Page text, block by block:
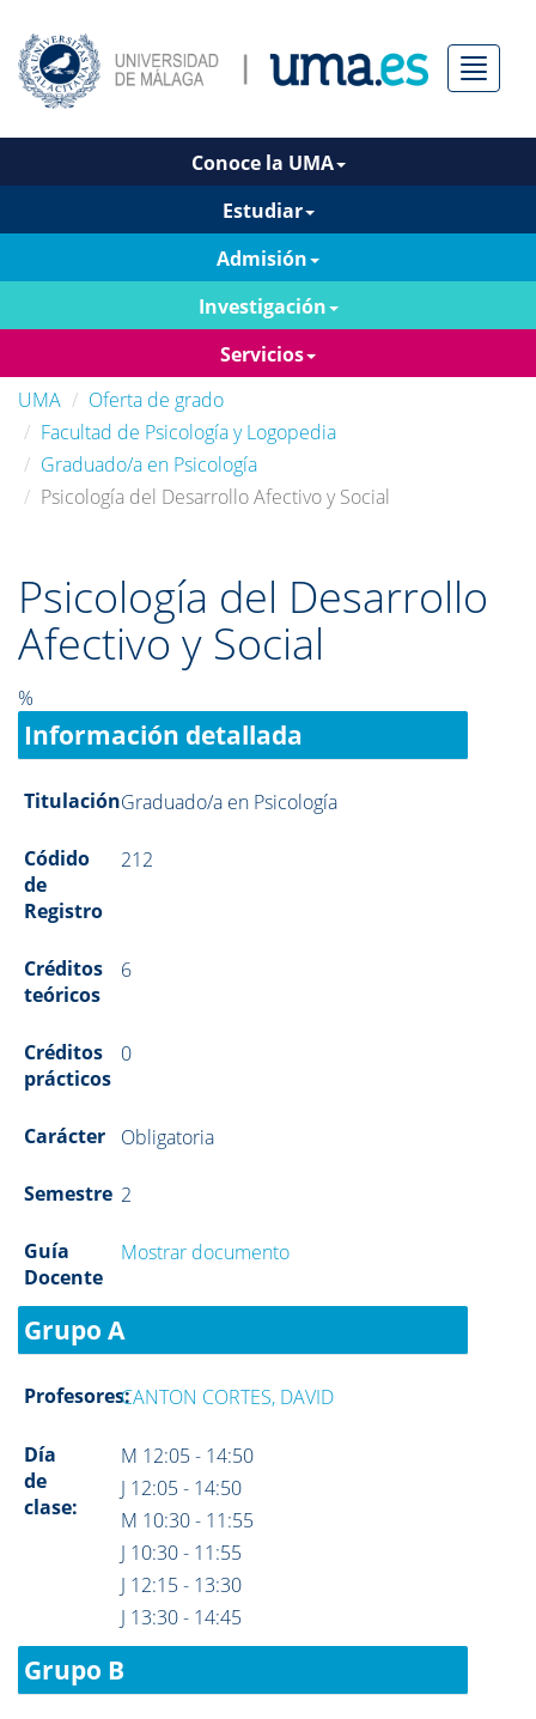
Menú
Conoce la UMA
Estudiar
Admisión
Investigación
Servicios
UMA
Oferta de grado
Facultad de Psicología y Logopedia
Graduado/a en Psicología
Psicología del Desarrollo Afectivo y Social
Psicología del Desarrollo
Afectivo y Social
%
Información detallada
TitulaciónGraduado/a en Psicología
Códido
de
Registro
212
Créditos
teóricos
6
Créditos
prácticos
0
Carácter Obligatoria
Semestre 2
Guía
Docente
Mostrar documento
Grupo A
Profesores:CANTON CORTES, DAVID
Día
de
clase:
M 12:05 - 14:50
J 12:05 - 14:50
M 10:30 - 11:55
J 10:30 - 11:55
J 12:15 - 13:30
J 13:30 - 14:45
Grupo B